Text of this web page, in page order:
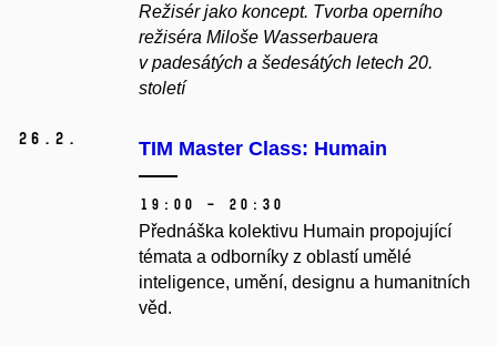
Režisér jako koncept. Tvorba operního
režiséra Miloše Wasserbauera
v padesátých a šedesátých letech 20.
století
26. 2. TIM Master Class: Humain
19:00 – 20:30
Přednáška kolektivu Humain propojující
témata a odborníky z oblastí umělé
inteligence, umění, designu a humanitních
věd.